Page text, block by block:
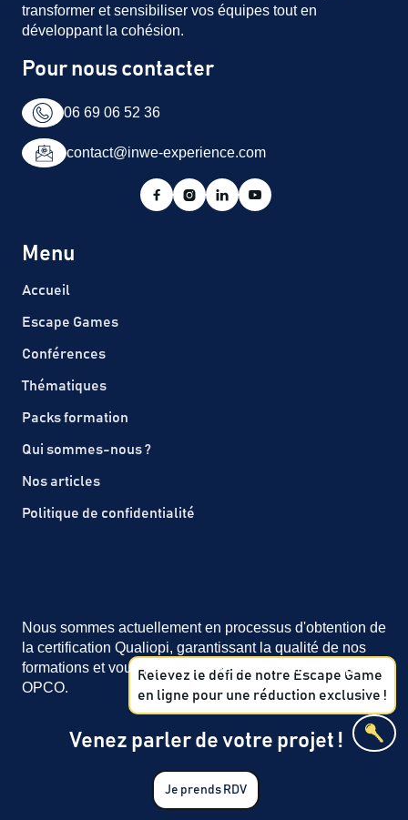
transformer et sensibiliser vos équipes tout en
développant la cohésion.
Pour nous contacter
06 69 06 52 36
contact@inwe-experience.com
   
Menu
Accueil
Escape Games
Conférences
Thématiques
Packs formation
Qui sommes-nous ?
Nos articles
Politique de confidentialité
Nous sommes actuellement en processus d'obtention de
la certification Qualiopi, garantissant la qualité de nos
formations et vous permettant de les faire financer par les
OPCO.
Venez parler de votre projet !
Je prends RDV
Relevez le défi de notre Escape Game
en ligne pour une réduction exclusive !